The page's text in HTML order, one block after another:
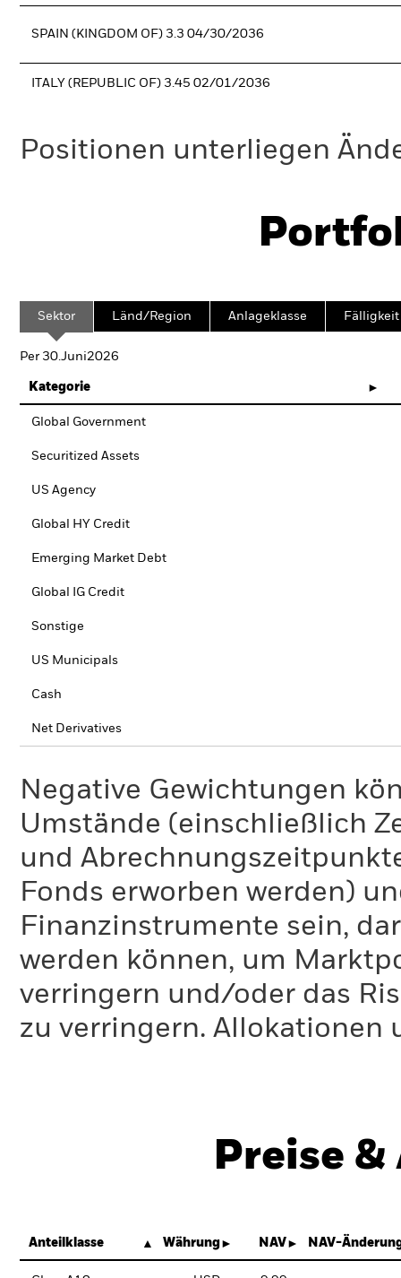
SPAIN (KINGDOM OF) 3.3 04/30/2036
ITALY (REPUBLIC OF) 3.45 02/01/2036
Positionen unterliegen
Sektor Länd/Region Anlageklasse Fälligkeit
Per 30.Juni2026
Kategorie
Global Government
Securitized Assets
US Agency
Global HY Credit
Emerging Market Debt
Global IG Credit
Sonstige
US Municipals
Cash
Net Derivatives
Negative Gewichtungen
Umstände (einschließlich
und
Fonds erworben werden)
Finanzinstrumente sein,
werden können, um
verringern und/oder das
zu verringern. Allokationen
Preise
Anteilklasse Währung NAV NAV-